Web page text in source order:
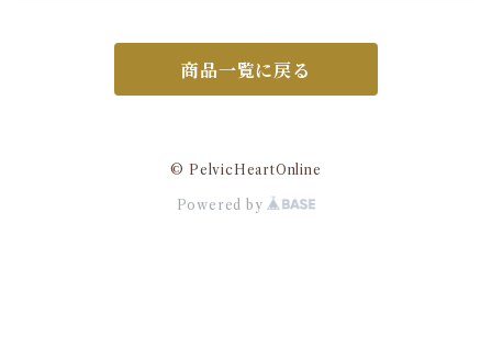
商品一覧に戻る
© PelvicHeartOnline
Powered by